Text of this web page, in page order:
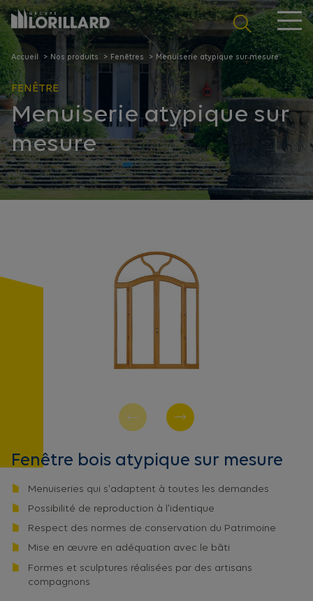
Accueil Nos produits Fenêtres Menuiserie atypique sur mesure
FENÊTRE
Menuiserie atypique sur
mesure
Fenêtre bois atypique sur mesure
Menuiseries qui s'adaptent à toutes les demandes
Possibilité de reproduction à l'identique
Respect des normes de conservation du Patrimoine
Mise en œuvre en adéquation avec le bâti
Formes et sculptures réalisées par des artisans
compagnons
Panneau de gestion des cookies